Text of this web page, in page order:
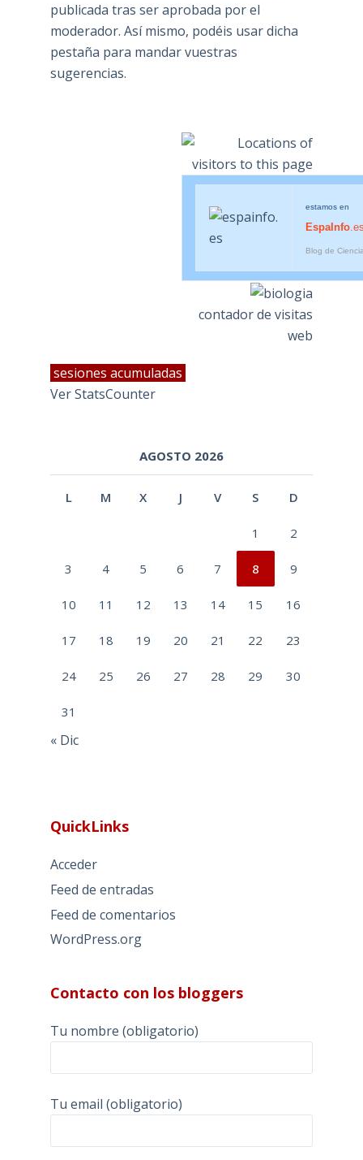
publicada tras ser aprobada por el
moderador. Así mismo, podéis usar dicha
pestaña para mandar vuestras
sugerencias.
estamos en
EspaInfo
Blog de
contador de visitas
web
sesiones acumuladas
Ver StatsCounter
AGOSTO 2026
L M X J V S D
1 2
3 4 5 6 7 8 9
10 11 12 13 14 15 16
17 18 19 20 21 22 23
24 25 26 27 28 29 30
31
« Dic
QuickLinks
Acceder
Feed de entradas
Feed de comentarios
WordPress.org
Contacto con los bloggers
Tu nombre (obligatorio)
Tu email (obligatorio)